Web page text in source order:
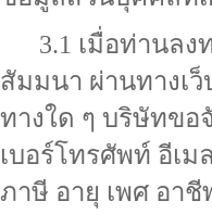
3.1 เมื่อท่านลง
สัมมนา ผ่านทางเ
ทางใด ๆ บริษัทขอ
เบอร์โทรศัพท์ อีเม
ภาษี อายุ เพศ อา